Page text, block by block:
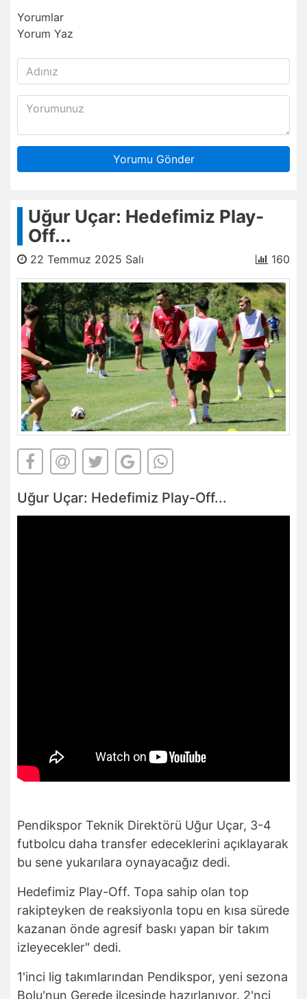
Yorumlar
Yorum Yaz
Yorumu Gönder
Uğur Uçar: Hedefimiz Play-
Off...
22 Temmuz 2025 Salı 160
Uğur Uçar: Hedefimiz Play-Off...
Pendikspor Teknik Direktörü Uğur Uçar, 3-4
futbolcu daha transfer edeceklerini açıklayarak
bu sene yukarılara oynayacağız dedi.
Hedefimiz Play-Off. Topa sahip olan top
rakipteyken de reaksiyonla topu en kısa sürede
kazanan önde agresif baskı yapan bir takım
izleyecekler" dedi.
1'inci lig takımlarından Pendikspor, yeni sezona
Bolu'nun Gerede ilçesinde hazırlanıyor. 2'nci